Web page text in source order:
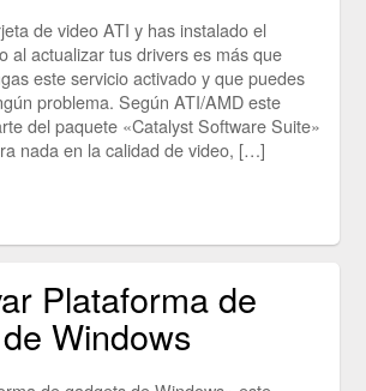
de video ATI y has instalado el
al actualizar tus drivers es más que
este servicio activado y que puedes
problema. Según ATI/AMD este
del paquete «Catalyst Software Suite»
nada en la calidad de video, […]
Plataforma de
Windows